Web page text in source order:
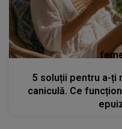
5 soluții pentru a-ți
caniculă. Ce